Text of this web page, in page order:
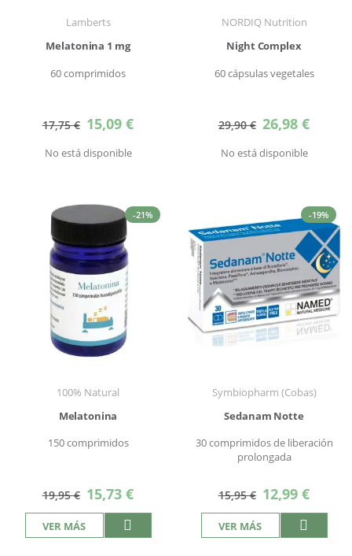
Lamberts
Melatonina 1 mg
60 comprimidos
17,75 € Precio
especial
15,09 €
No está disponible
NORDIQ Nutrition
Night Complex
60 cápsulas vegetales
29,90 € Precio
especial
26,98 €
No está disponible
-21%
100% Natural
Melatonina
150 comprimidos
19,95 € Precio
especial
15,73 €
VER MÁS
-19%
Symbiopharm (Cobas)
Sedanam Notte
30 comprimidos de liberación
prolongada
15,95 € Precio
especial
12,99 €
VER MÁS